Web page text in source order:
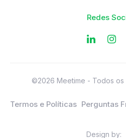
Redes
©2026 Meetime - Todos os
Termos e Políticas Perguntas
Design by: